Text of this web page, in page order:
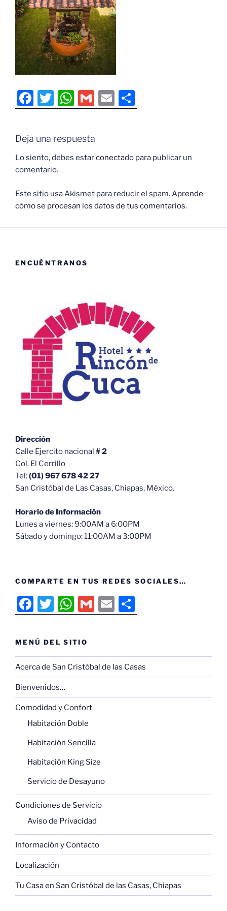
F
a
e
b
o
o
k
T
w
er
W
h
at
s
A
p
G
m
l
E
m o
ar
Deja una respuesta
Lo siento, debes estarconectado para publicar un
comentario.
Este sitio usa Akismet para reducir el spam.Aprende
cómo se procesan los datos de tus comentarios.
ENCUÉNTRANOS
Dirección
Calle Ejercito nacional # 2
Col. El Cerrillo
Tel:(01) 967 678 42 27
San Cristóbal de Las Casas, Chiapas, México.
Horario de Información
Lunes a viernes: 9:00AM a 6:00PM
Sábado y domingo: 11:00AM a 3:00PM
COMPARTE EN TUS REDES SOCIALES…
F
a
c
e
b
o
o
k
T
w
itt
er
W
h
at
s
A
p
G
m
l
E
m
l
o
p
ar
MENÚ DEL SITIO
Acerca de San Cristóbal de las Casas
Bienvenidos…
Comodidad y Confort
Habitación Doble
Habitación Sencilla
Habitación King Size
Servicio de Desayuno
Condiciones de Servicio
Aviso de Privacidad
Información y Contacto
Localización
Tu Casa en San Cristóbal de las Casas, Chiapas